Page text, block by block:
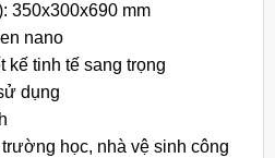
350x300x690 mm
nano
kế tinh tế sang trọng
dụng
học, nhà vệ sinh công